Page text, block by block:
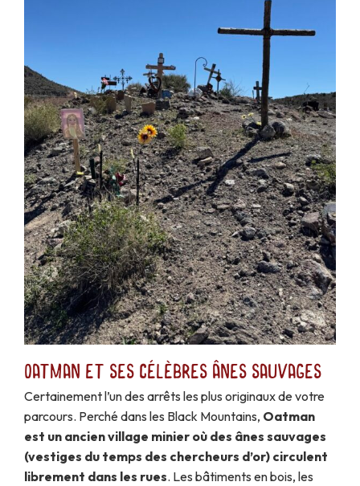
Oatman et ses célèbres ânes sauvages
Certainement l’un des arrêts les plus originaux de votre
parcours. Perché dans les Black Mountains, Oatman
est un ancien village minier où des ânes sauvages
(vestiges du temps des chercheurs d’or) circulent
librement dans les rues. Les bâtiments en bois, les